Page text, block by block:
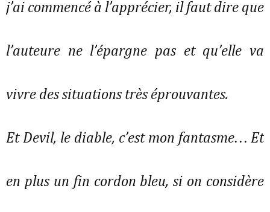
j’ai commencé à l’apprécier, il faut dire que
l’auteure ne l’épargne pas et qu’elle va
vivre des situations très éprouvantes.
Et Devil, le diable, c’est mon fantasme… Et
en plus un fin cordon bleu, si on considère